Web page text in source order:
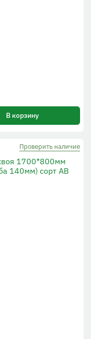
В корзину
Проверить наличие
1700*800мм
140мм) сорт АВ